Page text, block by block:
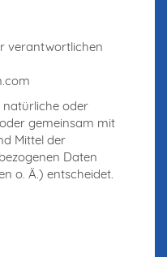
verantwortlichen
natürliche oder
gemeinsam mit
Mittel der
Daten
o. Ä.) entscheidet.